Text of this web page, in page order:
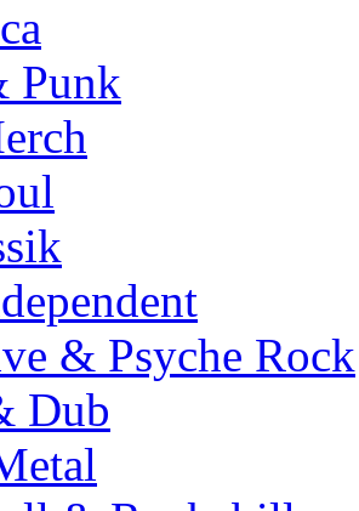
Punk
& Psyche Rock
Dub